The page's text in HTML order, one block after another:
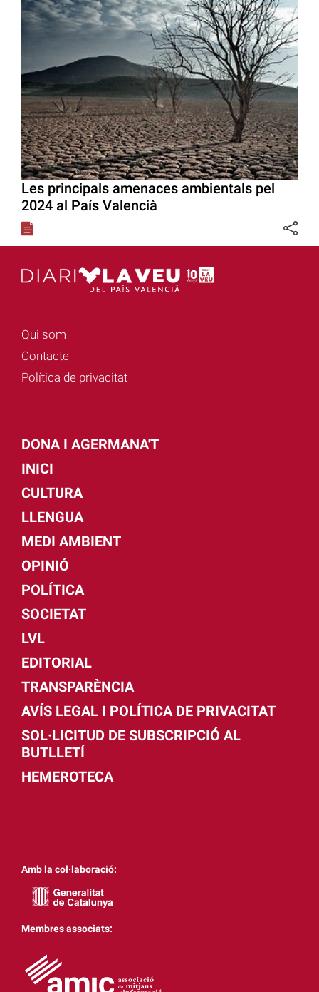
Les principals amenaces ambientals pel
2024 al País Valencià
Qui som
Contacte
Política de privacitat
DONA I AGERMANA'T
INICI
CULTURA
LLENGUA
MEDI AMBIENT
OPINIÓ
POLÍTICA
SOCIETAT
LVL
EDITORIAL
TRANSPARÈNCIA
AVÍS LEGAL I POLÍTICA DE PRIVACITAT
SOL·LICITUD DE SUBSCRIPCIÓ AL
BUTLLETÍ
HEMEROTECA
Amb la col·laboració:
Membres associats: